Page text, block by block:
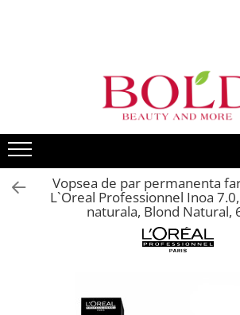
BALSAMURI
MASTI
FIOLE TRATAMENT
TRATAMENTE SI SERUM
PACHETE CADOU SI SETURI
KITURI PROMO PT SALOANE
FARMAVITA
JOICO
JUST FOR MEN
L`OREAL PROFESSIONNEL
Vopsea de par permanenta
L`Oreal Professionnel Inoa
naturala, Blond Natural,